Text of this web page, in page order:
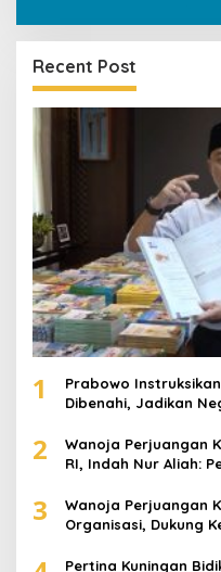
Recent Post
1
Prabowo
Dibenahi, Jadikan
2
Wanoja Perjuangan
RI, Indah Nur Aliah:
3
Wanoja Perjuangan
Organisasi, Dukung
Pertina Kuningan